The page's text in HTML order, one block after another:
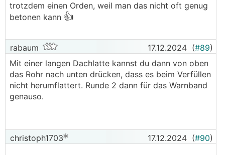
trotzdem einen Orden, weil man das nicht oft genug
betonen kann 👍
rabaum 17.12.2024 (#89)
Mit einer langen Dachlatte kannst du dann von oben
das Rohr nach unten drücken, dass es beim Verfüllen
nicht herumflattert. Runde 2 dann für das Warnband
genauso.
christoph1703 17.12.2024 (#90)